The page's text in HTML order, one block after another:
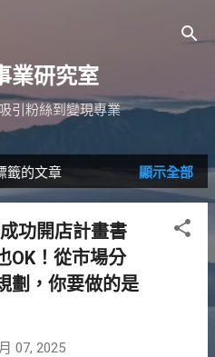
業研究室
引粉絲到變現專業
籤的文章 顯示全部
功開店計畫書
OK！從市場分
劃，你要做的是
07, 2025